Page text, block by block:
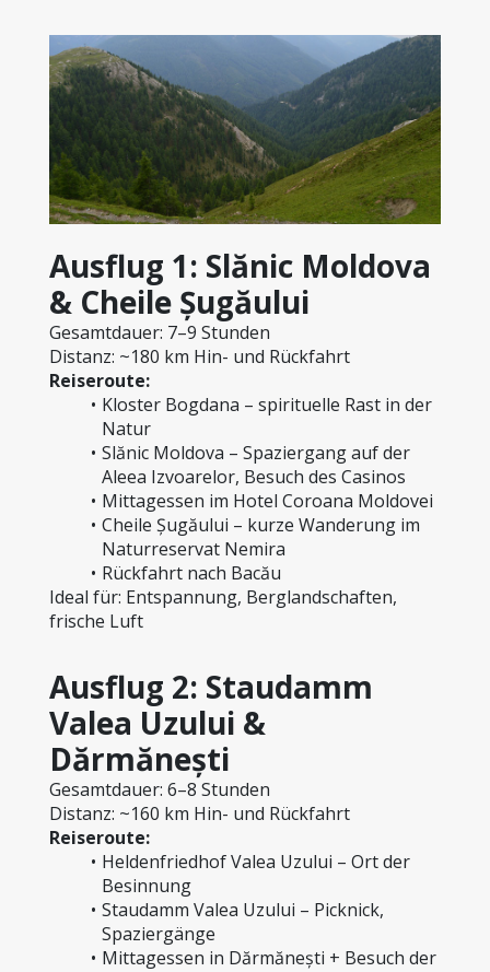
Ausflug 1: Slănic Moldova
& Cheile Șugăului
Gesamtdauer: 7–9 Stunden
Distanz: ~180 km Hin- und Rückfahrt
Reiseroute:
Kloster Bogdana – spirituelle Rast in der
Natur
Slănic Moldova – Spaziergang auf der
Aleea Izvoarelor, Besuch des Casinos
Mittagessen im Hotel Coroana Moldovei
Cheile Șugăului – kurze Wanderung im
Naturreservat Nemira
Rückfahrt nach Bacău
Ideal für: Entspannung, Berglandschaften,
frische Luft
Ausflug 2: Staudamm
Valea Uzului &
Dărmănești
Gesamtdauer: 6–8 Stunden
Distanz: ~160 km Hin- und Rückfahrt
Reiseroute:
Heldenfriedhof Valea Uzului – Ort der
Besinnung
Staudamm Valea Uzului – Picknick,
Spaziergänge
Mittagessen in Dărmănești + Besuch der